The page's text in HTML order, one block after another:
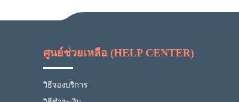
ศูนย์ช่วยเหลือ (HELP CENTER)
วิธีจองบริการ